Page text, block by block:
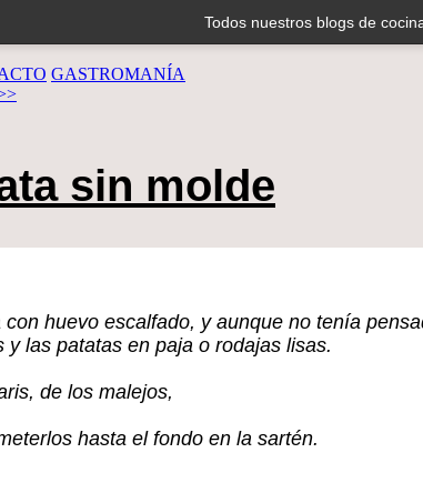
Todos nuestros blogs de
GASTROMANÍA
sin molde
huevo escalfado, y aunque no tenía
las patatas en paja o rodajas lisas.
de los malejos,
hasta el fondo en la sartén.